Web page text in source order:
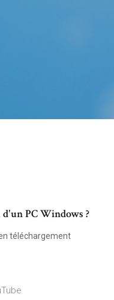
PC Windows ?
téléchargement